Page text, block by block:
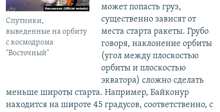
Спутники,
выведенные на орбиту
с космодрома
"Восточный"
может попасть груз,
существенно зависят от
места старта ракеты. Грубо
говоря, наклонение орбиты
(угол между плоскостью
орбиты и плоскостью
экватора) сложно сделать
меньше широты старта. Например, Байконур
находится на широте 45 градусов, соответственно, с